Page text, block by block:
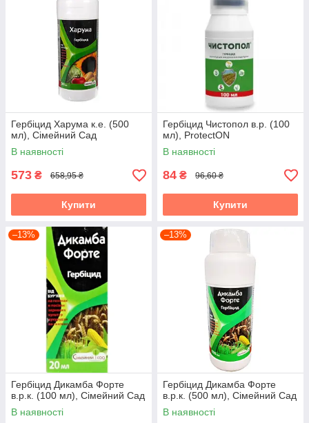
Гербіцид Харума к.е. (500
мл), Сімейний Сад
В наявності
573 ₴ 658,95 ₴
Купити
Гербіцид Чистопол в.р. (100
мл), ProtectON
В наявності
84 ₴ 96,60 ₴
Купити
–13%
Гербіцид Дикамба Форте
в.р.к. (100 мл), Сімейний Сад
В наявності
–13%
Гербіцид Дикамба Форте
в.р.к. (500 мл), Сімейний Сад
В наявності